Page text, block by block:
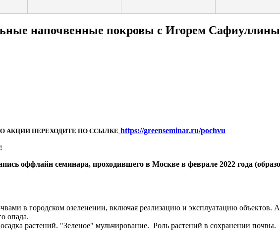
напочвенные покровы с Игорем
АКЦИИ ПЕРЕХОДИТЕ ПО ССЫЛКЕ https://greenseminar.ru/pochvu
оффлайн семинара, проходившего в Москве в феврале 2022 года
в городском озеленении, включая реализацию и эксплуатацию
опада.
растений. "Зеленое" мульчирование. Роль растений в сохранении почвы.